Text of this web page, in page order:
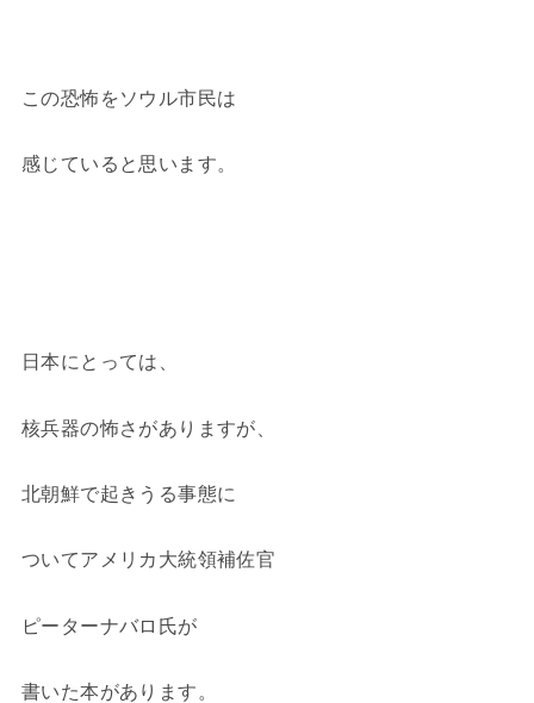
この恐怖をソウル市民は
感じていると思います。
日本にとっては、
核兵器の怖さがありますが、
北朝鮮で起きうる事態に
ついてアメリカ大統領補佐官
ピーターナバロ氏が
書いた本があります。